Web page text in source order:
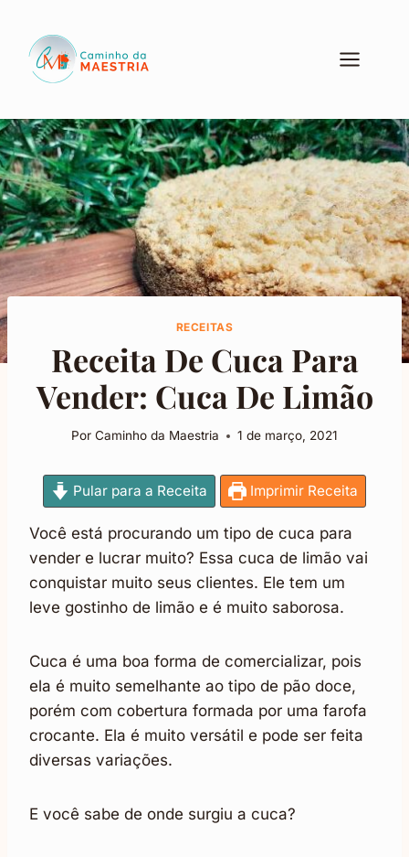
Conteúdo
RECEITAS
Receita De Cuca Para
Vender: Cuca De Limão
Por Caminho da Maestria 1 de março, 2021
Pular para a Receita Imprimir Receita
Você está procurando um tipo de cuca para
vender e lucrar muito? Essa cuca de limão vai
conquistar muito seus clientes. Ele tem um
leve gostinho de limão e é muito saborosa.
Cuca é uma boa forma de comercializar, pois
ela é muito semelhante ao tipo de pão doce,
porém com cobertura formada por uma farofa
crocante. Ela é muito versátil e pode ser feita
diversas variações.
E você sabe de onde surgiu a cuca?